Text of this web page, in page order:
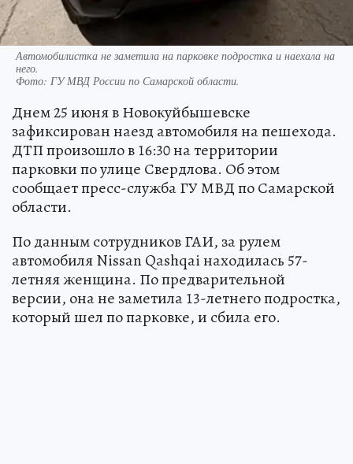
Автомобилистка не заметила на парковке подростка и наехала на
него.
Фото: ГУ МВД России по Самарской области.
Днем 25 июня в Новокуйбышевске
зафиксирован наезд автомобиля на пешехода.
ДТП произошло в 16:30 на территории
парковки по улице Свердлова. Об этом
сообщает пресс-служба ГУ МВД по Самарской
области.
По данным сотрудников ГАИ, за рулем
автомобиля Nissan Qashqai находилась 57-
летняя женщина. По предварительной
версии, она не заметила 13-летнего подростка,
который шел по парковке, и сбила его.